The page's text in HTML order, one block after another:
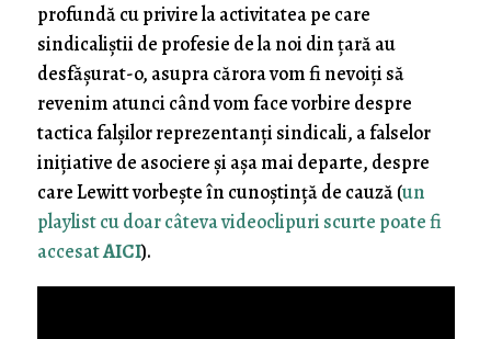
profundă cu privire la activitatea pe care
sindicaliştii de profesie de la noi din ţară au
desfăşurat-o, asupra cărora vom fi nevoiţi să
revenim atunci când vom face vorbire despre
tactica falşilor reprezentanţi sindicali, a falselor
iniţiative de asociere şi aşa mai departe, despre
care Lewitt vorbeşte în cunoştinţă de cauză (un
playlist cu doar câteva videoclipuri scurte poate fi
accesatAICI).